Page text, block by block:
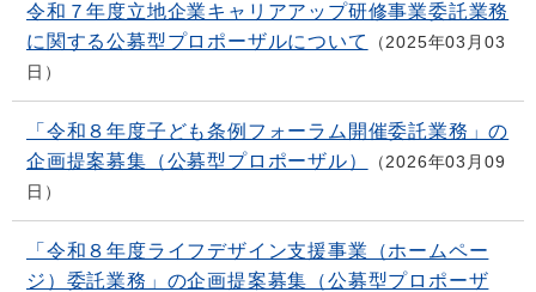
令和７年度立地企業キャリアアップ研修事業委託業務
に関する公募型プロポーザルについて
2025年03月03
日
「令和８年度子ども条例フォーラム開催委託業務」の
企画提案募集（公募型プロポーザル）
2026年03月09
日
「令和８年度ライフデザイン支援事業（ホームペー
ジ）委託業務」の企画提案募集（公募型プロポーザ